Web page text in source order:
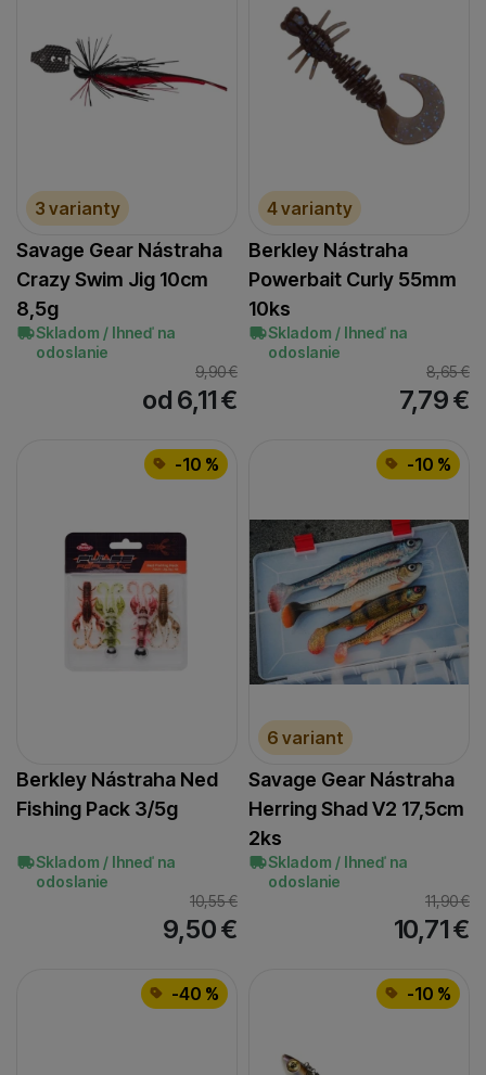
3 varianty
Savage Gear Nástraha
Crazy Swim Jig 10cm
8,5g
Skladom / Ihneď na
odoslanie
9,90€
od 6,11€
4 varianty
Berkley Nástraha
Powerbait Curly 55mm
10ks
Skladom / Ihneď na
odoslanie
8,65€
7,79€
-10 %
Berkley Nástraha Ned
Fishing Pack 3/5g
Skladom / Ihneď na
odoslanie
10,55€
9,50€
-10 %
6 variant
Savage Gear Nástraha
Herring Shad V2 17,5cm
2ks
Skladom / Ihneď na
odoslanie
11,90€
10,71€
-40 % -10 %